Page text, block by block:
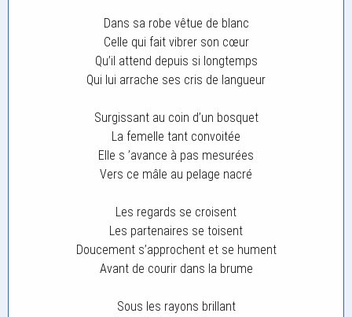
Dans sa robe vêtue de blanc
Celle qui fait vibrer son cœur
Qu’il attend depuis si longtemps
Qui lui arrache ses cris de langueur
Surgissant au coin d’un bosquet
La femelle tant convoitée
Elle s ’avance à pas mesurées
Vers ce mâle au pelage nacré
Les regards se croisent
Les partenaires se toisent
Doucement s’approchent et se hument
Avant de courir dans la brume
Sous les rayons brillant